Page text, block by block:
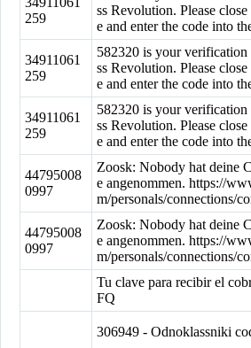
259
ss Revolution. Please close
e and enter the code into
34911061
259
582320 is your
ss Revolution. Please close
e and enter the code into
34911061
259
582320 is your
ss Revolution. Please close
e and enter the code into
44795008
0997
Zoosk: Nobody hat deine
e angenommen. https://
m/personals/connections/
44795008
0997
Zoosk: Nobody hat deine
e angenommen. https://
m/personals/connections/
Tu clave para recibir el
FQ
306949 - Odnoklassniki